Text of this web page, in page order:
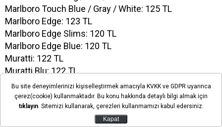
Marlboro Touch Blue / Gray / White: 125 TL
Marlboro Edge: 123 TL
Marlboro Edge Slims: 120 TL
Marlboro Edge Blue: 120 TL
Muratti: 122 TL
Muratti Blu: 122 TL
Lark: 120 TL
Chesterfield: 120 TL
L&M: 120 TL
Marlboro Roll 50 (Sarmalık Kıyılmış Tütün): 150 TL
Bu site deneyimlerinizi kişiselleştirmek amacıyla KVKK ve GDPR uyarınca
çerez(cookie) kullanmaktadır. Bu konu hakkında detaylı bilgi almak için
tıklayın. Sitemizi kullanarak, çerezleri kullanmamızı kabul edersiniz.
Kapat